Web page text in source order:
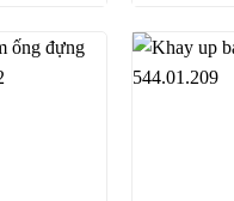
1.104.600₫.